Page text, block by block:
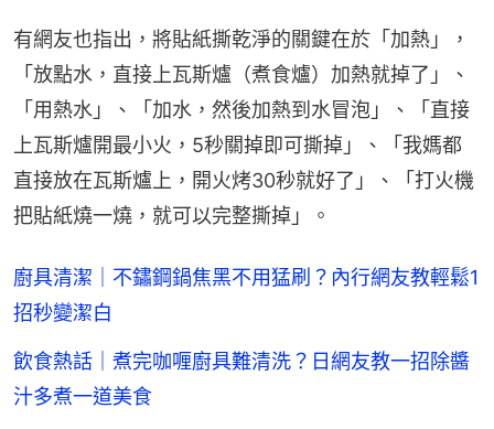
有網友也指出，將貼紙撕乾淨的關鍵在於「加熱」，
「放點水，直接上瓦斯爐（煮食爐）加熱就掉了」、
「用熱水」、「加水，然後加熱到水冒泡」、「直接
上瓦斯爐開最小火，5秒關掉即可撕掉」、「我媽都
直接放在瓦斯爐上，開火烤30秒就好了」、「打火機
把貼紙燒一燒，就可以完整撕掉」。
廚具清潔｜不鏽鋼鍋焦黑不用猛刷？內行網友教輕鬆1
招秒變潔白
飲食熱話｜煮完咖喱廚具難清洗？日網友教一招除醬
汁多煮一道美食